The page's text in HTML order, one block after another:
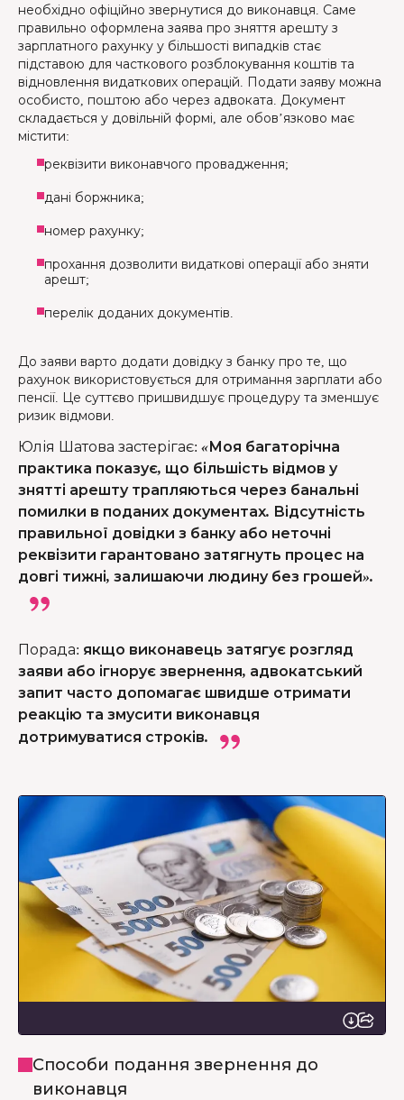
необхідно офіційно звернутися до виконавця. Саме
правильно оформлена заява про зняття арешту з
зарплатного рахунку у більшості випадків стає
підставою для часткового розблокування коштів та
відновлення видаткових операцій. Подати заяву можна
особисто, поштою або через адвоката. Документ
складається у довільній формі, але обов’язково має
містити:
реквізити виконавчого провадження;
дані боржника;
номер рахунку;
прохання дозволити видаткові операції або зняти
арешт;
перелік доданих документів.
До заяви варто додати довідку з банку про те, що
рахунок використовується для отримання зарплати або
пенсії. Це суттєво пришвидшує процедуру та зменшує
ризик відмови.
Юлія Шатова застерігає: «Моя багаторічна
практика показує, що більшість відмов у
знятті арешту трапляються через банальні
помилки в поданих документах. Відсутність
правильної довідки з банку або неточні
реквізити гарантовано затягнуть процес на
довгі тижні, залишаючи людину без грошей».
Порада: якщо виконавець затягує розгляд
заяви або ігнорує звернення, адвокатський
запит часто допомагає швидше отримати
реакцію та змусити виконавця
дотримуватися строків.
Способи подання звернення до
виконавця